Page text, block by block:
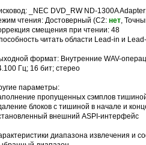
_NEC DVD_RW ND-1300A
чтения: Достоверный (C2:нет,
смещения при чтении: 48
читать области Lead-in и
формат: Внутренние WAV-
Гц; 16 бит; стерео
параметры:
пропущенных сэмплов
блоков с тишиной в начале и
внешний ASPI-интерфейс
диапазона извлечения и